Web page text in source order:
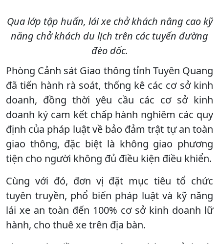
Qua lớp tập huấn, lái xe chở khách nâng cao kỹ
năng chở khách du lịch trên các tuyến đường
đèo dốc.
Phòng Cảnh sát Giao thông tỉnh Tuyên Quang
đã tiến hành rà soát, thống kê các cơ sở kinh
doanh, đồng thời yêu cầu các cơ sở kinh
doanh ký cam kết chấp hành nghiêm các quy
định của pháp luật về bảo đảm trật tự an toàn
giao thông, đặc biệt là không giao phương
tiện cho người không đủ điều kiện điều khiển.
Cùng với đó, đơn vị đặt mục tiêu tổ chức
tuyên truyền, phổ biến pháp luật và kỹ năng
lái xe an toàn đến 100% cơ sở kinh doanh lữ
hành, cho thuê xe trên địa bàn.